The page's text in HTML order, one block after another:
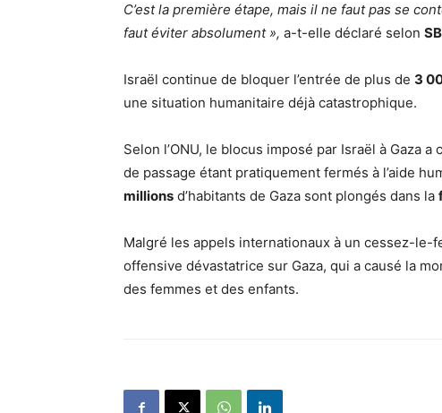
C’est la première étape, mais il ne faut pas se
faut éviter absolument », a-t-elle déclaré selon
Israël continue de bloquer l’entrée de plus de 3
une situation humanitaire déjà catastrophique.
Selon l’ONU, le blocus imposé par Israël à Gaza
de passage étant pratiquement fermés à l’aide
millions d’habitants de Gaza sont plongés dans la
Malgré les appels internationaux à un cessez-
offensive dévastatrice sur Gaza, qui a causé la
des femmes et des enfants.